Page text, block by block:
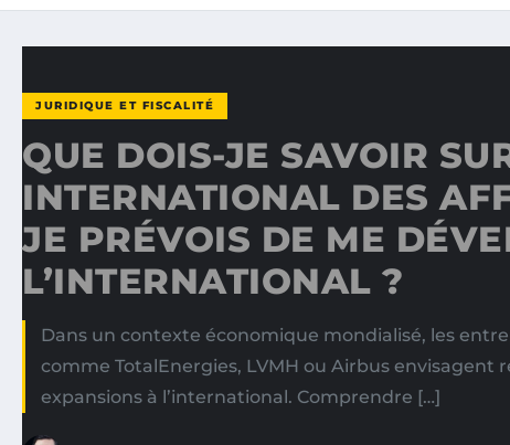
JURIDIQUE ET FISCALITÉ
QUE DOIS-JE SAVOIR
INTERNATIONAL DES
JE PRÉVOIS DE ME
L’INTERNATIONAL ?
Dans un contexte économique mondialisé, les
comme TotalEnergies, LVMH ou Airbus envisagent
expansions à l’international. Comprendre […]